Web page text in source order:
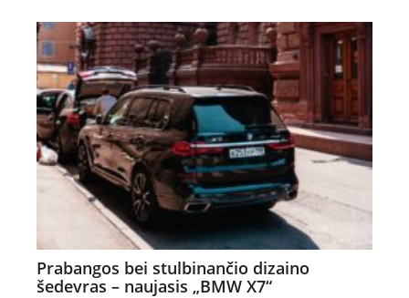
Prabangos bei stulbinančio dizaino
šedevras – naujasis „BMW X7“